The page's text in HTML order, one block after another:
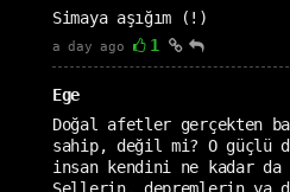
Simaya aşığım (!)
a day ago 1
Ege
Doğal afetler gerçekten
sahip, değil mi? O güçlü
insan kendini ne kadar da